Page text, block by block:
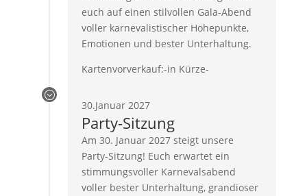
euch auf einen stilvollen Gala-Abend
voller karnevalistischer Höhepunkte,
Emotionen und bester Unterhaltung.
Kartenvorverkauf:-in Kürze-
;
30.Januar 2027
Party-Sitzung
Am 30. Januar 2027 steigt unsere
Party-Sitzung! Euch erwartet ein
stimmungsvoller Karnevalsabend
voller bester Unterhaltung, grandioser